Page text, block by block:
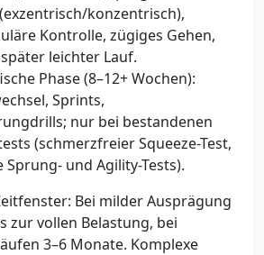
konzentrisch),
Kontrolle, zügiges Gehen,
leichter Lauf.
Phase (8–12+ Wochen):
Sprints,
nur bei bestandenen
(schmerzfreier Squeeze-Test,
und Agility-Tests).
Bei milder Ausprägung
zur vollen Belastung, bei
3–6 Monate. Komplexe